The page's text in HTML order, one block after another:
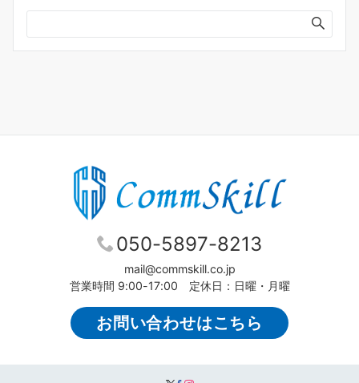
ブ
050-5897-8213
mail@commskill.co.jp
営業時間 9:00-17:00 定休日：日曜・月曜
お問い合わせはこちら